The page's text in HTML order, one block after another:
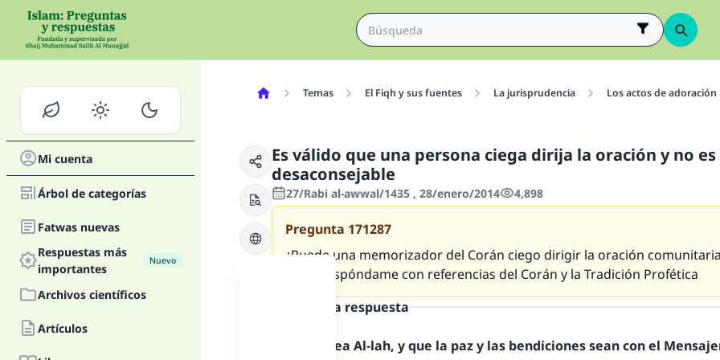
Mi cuenta
Árbol de categorías
Fatwas nuevas
Respuestas más
importantes
Nuevo
Archivos científicos
Artículos
Temas El Fiqh y sus fuentes La jurisprudencia Los actos de adoración
Es válido que una persona ciega dirija la oración y no es
desaconsejable
27/Rabi al-awwal/1435 , 28/enero/2014 4,898
Pregunta 171287
¿Puede una memorizador del Corán ciego dirigir la oración
favor, respóndame con referencias del Corán y la Tradición Profética
Texto de la respuesta
Alabado sea Al-lah, y que la paz y las bendiciones sean con el